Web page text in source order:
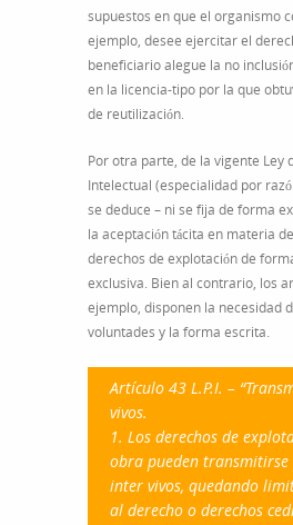
supuestos en que el organismo
ejemplo, desee ejercitar el
beneficiario alegue la no
en la licencia-tipo por la que
de reutilización.
Por otra parte, de la vigente Ley
Intelectual (especialidad por
se deduce – ni se fija de forma
la aceptación tácita en materia
derechos de explotación de
exclusiva. Bien al contrario, los
ejemplo, disponen la necesidad
voluntades y la forma escrita.
Artículo 43 L.P.I. –
vivos.
1. Los derechos de
obra pueden transmitirse
inter vivos, quedando
al derecho o derechos